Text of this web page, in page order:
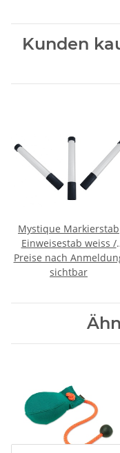
Kunden
Mystique Markierstab
Einweisestab weiss /
schwarz im Set 3
Preise nach
sichtbar